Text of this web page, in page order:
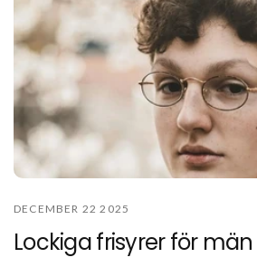
DECEMBER 22 2025
Lockiga frisyrer för män